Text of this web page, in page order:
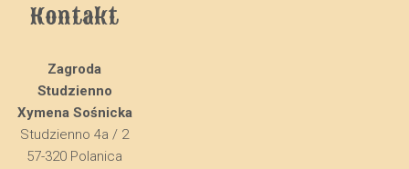
Kontakt
Zagroda
Studzienno
Xymena Sośnicka
Studzienno 4a / 2
57-320 Polanica